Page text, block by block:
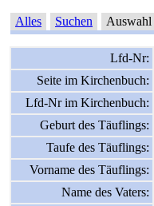
Alles Suchen Auswahl
Lfd-Nr:
Seite im Kirchenbuch:
Lfd-Nr im Kirchenbuch:
Geburt des Täuflings:
Taufe des Täuflings:
Vorname des Täuflings:
Name des Vaters: